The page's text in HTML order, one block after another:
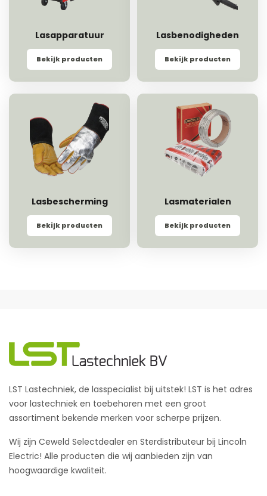
Lasapparatuur
Bekijk producten
Lasbenodigheden
Bekijk producten
Lasbescherming
Bekijk producten
Lasmaterialen
Bekijk producten
LST Lastechniek, de lasspecialist bij uitstek! LST is het adres
voor lastechniek en toebehoren met een groot
assortiment bekende merken voor scherpe prijzen.
Wij zijn Ceweld Selectdealer en Sterdistributeur bij Lincoln
Electric! Alle producten die wij aanbieden zijn van
hoogwaardige kwaliteit.